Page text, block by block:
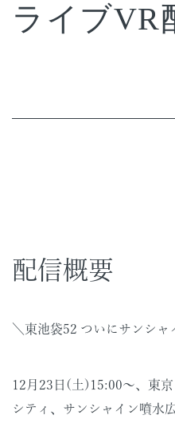
ライブVR
配信概要
＼東池袋52 ついにサンシャ
12月23日(土)15:00～、東
シティ、サンシャイン噴水